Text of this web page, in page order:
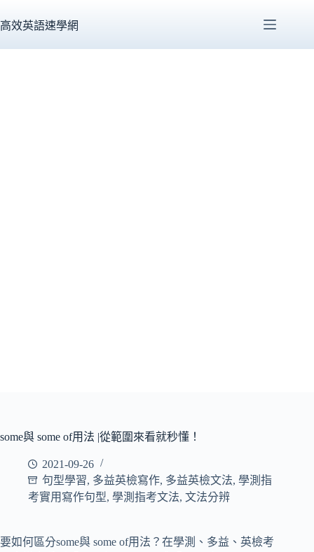
至
高效英語速學網
some與 some of用法 |從範圍來看就秒懂！
2021-09-26
句型學習, 多益英檢寫作, 多益英檢文法, 學測指
考實用寫作句型, 學測指考文法, 文法分辨
要如何區分some與 some of用法？在學測、多益、英檢考